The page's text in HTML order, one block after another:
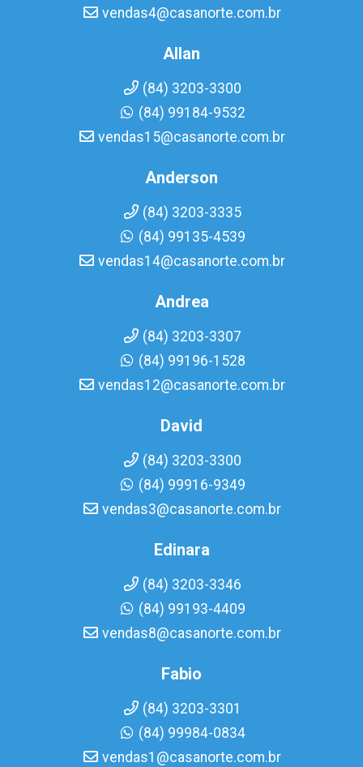
vendas4@casanorte.com.br
Allan
(84) 3203-3300
(84) 99184-9532
vendas15@casanorte.com.br
Anderson
(84) 3203-3335
(84) 99135-4539
vendas14@casanorte.com.br
Andrea
(84) 3203-3307
(84) 99196-1528
vendas12@casanorte.com.br
David
(84) 3203-3300
(84) 99916-9349
vendas3@casanorte.com.br
Edinara
(84) 3203-3346
(84) 99193-4409
vendas8@casanorte.com.br
Fabio
(84) 3203-3301
(84) 99984-0834
vendas1@casanorte.com.br